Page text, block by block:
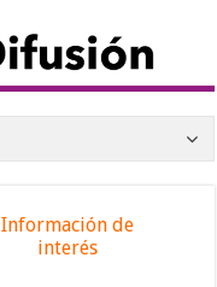
Información de
interés